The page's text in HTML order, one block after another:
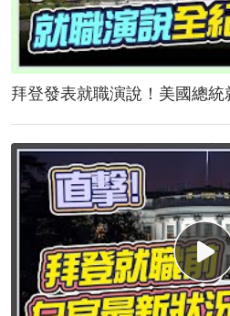
拜登發表就職演說！美國總